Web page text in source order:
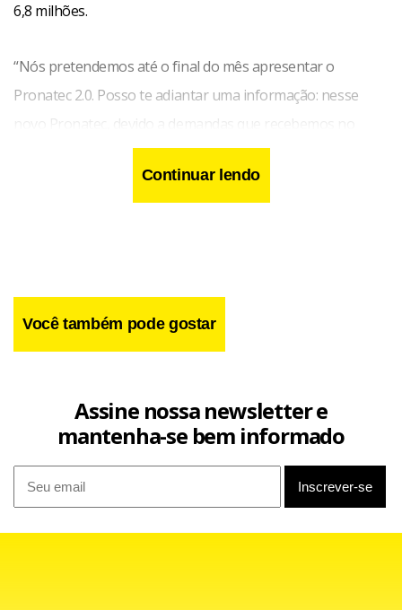
6,8 milhões.
“Nós pretendemos até o final do mês apresentar o
Pronatec 2.0. Posso te adiantar uma informação: nesse
novo Pronatec, devido a demandas que recebemos no
primeiro, iremos também incluir cursos para melhorar a
gestão de microempreendedores individuais e pequenos
Continuar lendo
Você também pode gostar
Assine nossa newsletter e
mantenha-se bem informado